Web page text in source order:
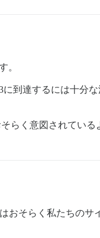
。
到達するには十分
く意図されている
おそらく私たちの